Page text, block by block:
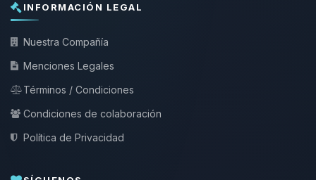
INFORMACIÓN LEGAL
Nuestra Compañía
Menciones Legales
Términos / Condiciones
Condiciones de colaboración
Política de Privacidad